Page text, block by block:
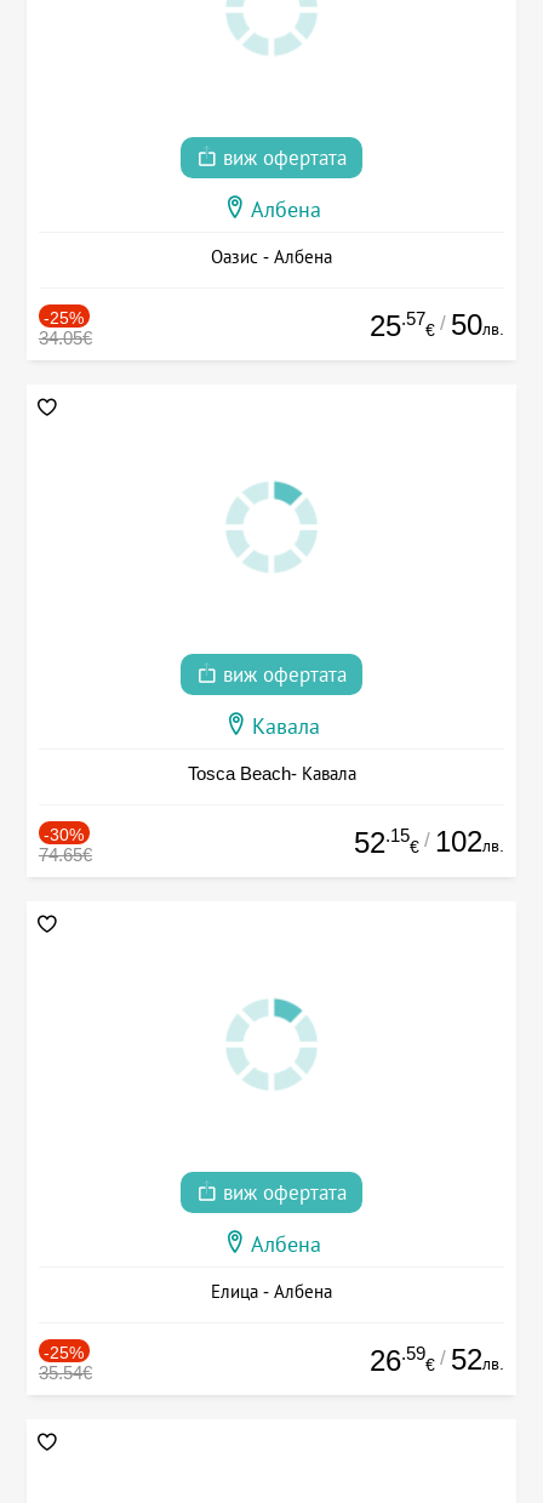
виж офертата
Албена
Оазис - Албена
-25%
34.05€ 25.57
€ / 50лв.
виж офертата
Кавала
Tosca Beach- Кавала
-30%
74.65€ 52.15
€ / 102лв.
виж офертата
Албена
Елица - Албена
-25%
35.54€ 26.59
€ / 52лв.